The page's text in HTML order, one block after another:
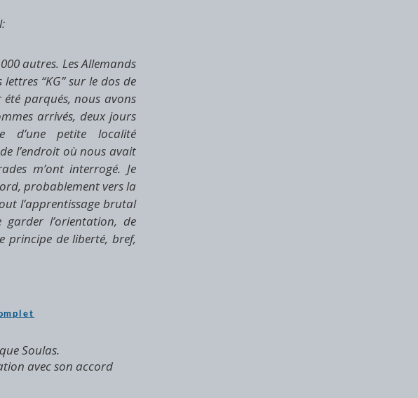
autres. Les Allemands
“KG” sur le dos de
parqués, nous avons
arrivés, deux jours
petite localité
l’endroit où nous avait
m’ont interrogé. Je
probablement vers la
l’apprentissage brutal
l’orientation, de
principe de liberté, bref,
Soulas.
avec son accord